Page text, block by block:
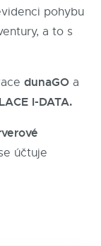
pohybu
a to s
dunaGO a
I-DATA.
účtuje